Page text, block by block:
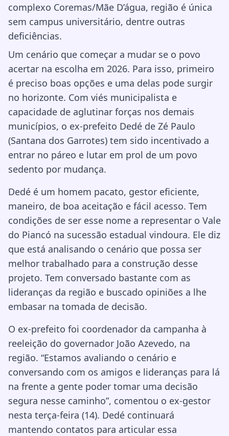
complexo Coremas/Mãe D’água, região é única
sem campus universitário, dentre outras
deficiências.
Um cenário que começar a mudar se o povo
acertar na escolha em 2026. Para isso, primeiro
é preciso boas opções e uma delas pode surgir
no horizonte. Com viés municipalista e
capacidade de aglutinar forças nos demais
municípios, o ex-prefeito Dedé de Zé Paulo
(Santana dos Garrotes) tem sido incentivado a
entrar no páreo e lutar em prol de um povo
sedento por mudança.
Dedé é um homem pacato, gestor eficiente,
maneiro, de boa aceitação e fácil acesso. Tem
condições de ser esse nome a representar o Vale
do Piancó na sucessão estadual vindoura. Ele diz
que está analisando o cenário que possa ser
melhor trabalhado para a construção desse
projeto. Tem conversado bastante com as
lideranças da região e buscado opiniões a lhe
embasar na tomada de decisão.
O ex-prefeito foi coordenador da campanha à
reeleição do governador João Azevedo, na
região. “Estamos avaliando o cenário e
conversando com os amigos e lideranças para lá
na frente a gente poder tomar uma decisão
segura nesse caminho”, comentou o ex-gestor
nesta terça-feira (14). Dedé continuará
mantendo contatos para articular essa